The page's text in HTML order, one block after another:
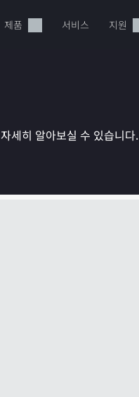
제품 서비스 지원
세히 알아보실 수 있습니다.